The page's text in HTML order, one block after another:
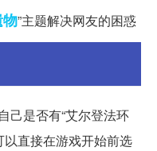
”主题解决网友的困惑
己是否有“艾尔登法环
以直接在游戏开始前选